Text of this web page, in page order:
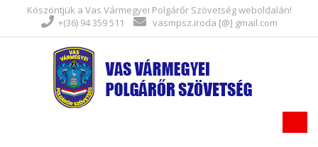
Köszöntjük a Vas Vármegyei Polgárőr Szövetség weboldalán!
+(36) 94 359 511
vasmpsz.iroda [@] gmail.com